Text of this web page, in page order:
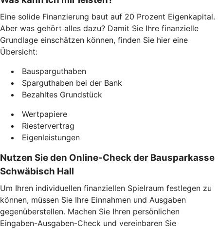
Eine solide Finanzierung baut auf 20 Prozent Eigenkapital.
Aber was gehört alles dazu? Damit Sie Ihre finanzielle
Grundlage einschätzen können, finden Sie hier eine
Übersicht:
Bausparguthaben
Sparguthaben bei der Bank
Bezahltes Grundstück
Wertpapiere
Riestervertrag
Eigenleistungen
Nutzen Sie den Online-Check der Bausparkasse
Schwäbisch Hall
Um Ihren individuellen finanziellen Spielraum festlegen zu
können, müssen Sie Ihre Einnahmen und Ausgaben
gegenüberstellen. Machen Sie Ihren persönlichen
Eingaben-Ausgaben-Check und vereinbaren Sie